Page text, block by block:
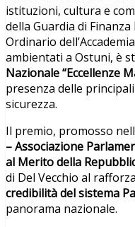
istituzioni, cultura e
della Guardia di Finanza
Ordinario
ambientati a Ostuni, è
Nazionale “Eccellenze
presenza delle
sicurezza.
Il premio, promosso
– Associazione
al Merito della
di Del Vecchio al
credibilità del sistema
panorama nazionale.